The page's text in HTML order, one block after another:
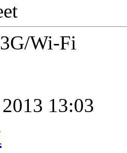
3G/Wi-Fi
13:03